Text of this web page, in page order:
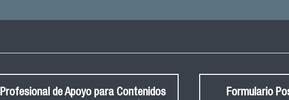
Profesional de Apoyo para Contenidos
Formulario